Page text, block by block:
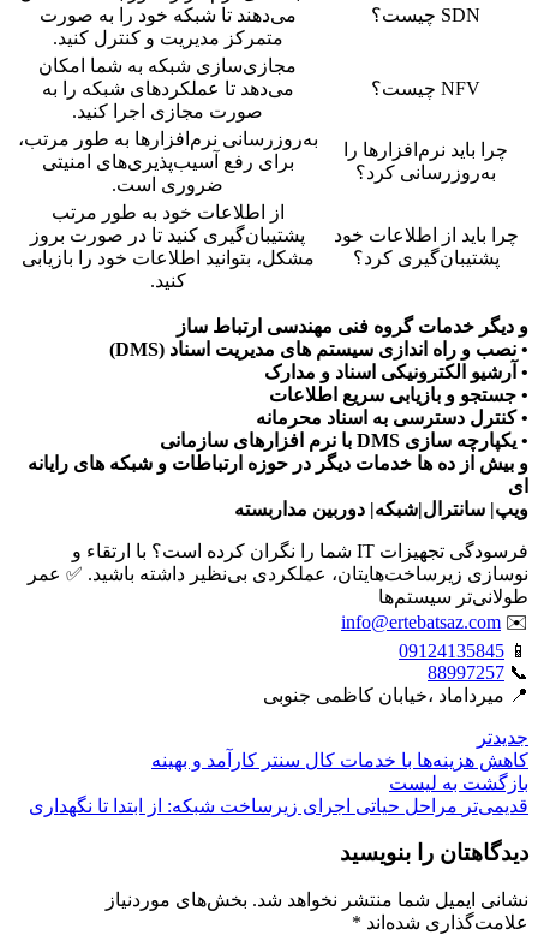
SDN چیست؟
می‌دهند تا شبکه خود را به صورت
متمرکز مدیریت و کنترل کنید.
NFV چیست؟
مجازی‌سازی شبکه به شما امکان
می‌دهد تا عملکردهای شبکه را به
صورت مجازی اجرا کنید.
چرا باید نرم‌افزارها را
به‌روزرسانی کرد؟
به‌روزرسانی نرم‌افزارها به طور مرتب،
برای رفع آسیب‌پذیری‌های امنیتی
ضروری است.
چرا باید از اطلاعات خود
پشتیبان‌گیری کرد؟
از اطلاعات خود به طور مرتب
پشتیبان‌گیری کنید تا در صورت بروز
مشکل، بتوانید اطلاعات خود را بازیابی
کنید.
و دیگر خدمات گروه فنی مهندسی ارتباط ساز
• نصب و راه اندازی سیستم های مدیریت اسناد (DMS)
• آرشیو الکترونیکی اسناد و مدارک
• جستجو و بازیابی سریع اطلاعات
• کنترل دسترسی به اسناد محرمانه
• یکپارچه سازی DMS با نرم افزارهای سازمانی
و بیش از ده ها خدمات دیگر در حوزه ارتباطات و شبکه های رایانه
ای
ویپ| سانترال|شبکه| دوربین مداربسته
فرسودگی تجهیزات IT شما را نگران کرده است؟ با ارتقاء و
نوسازی زیرساخت‌هایتان، عملکردی بی‌نظیر داشته باشید. ✅ عمر
طولانی‌تر سیستم‌ها
✉️
info@ertebatsaz.com
📱
09124135845
📞
88997257
📍 میرداماد ،خیابان کاظمی جنوبی
جدیدتر
کاهش هزینه‌ها با خدمات کال سنتر کارآمد و بهینه
بازگشت بە لیست
قدیمی‌تر مراحل حیاتی اجرای زیرساخت شبکه: از ابتدا تا نگهداری
دیدگاهتان را بنویسید
نشانی ایمیل شما منتشر نخواهد شد. بخش‌های موردنیاز
علامت‌گذاری شده‌اند *